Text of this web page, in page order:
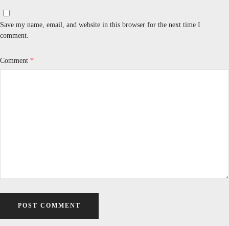
Save my name, email, and website in this browser for the next time I
comment.
Comment *